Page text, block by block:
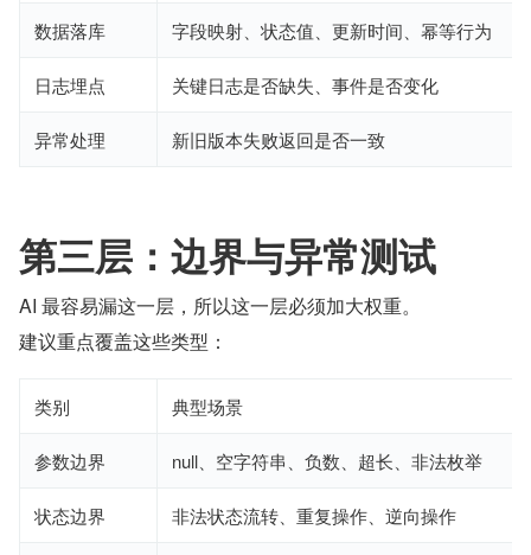
数据落库 字段映射、状态值、更新时间、幂等行为
日志埋点 关键日志是否缺失、事件是否变化
异常处理 新旧版本失败返回是否一致
第三层：边界与异常测试
AI 最容易漏这一层，所以这一层必须加大权重。
建议重点覆盖这些类型：
类别 典型场景
参数边界 null、空字符串、负数、超长、非法枚举
状态边界 非法状态流转、重复操作、逆向操作